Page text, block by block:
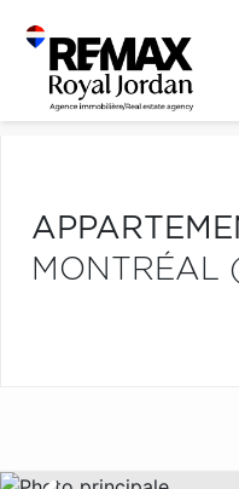
MONTRÉAL